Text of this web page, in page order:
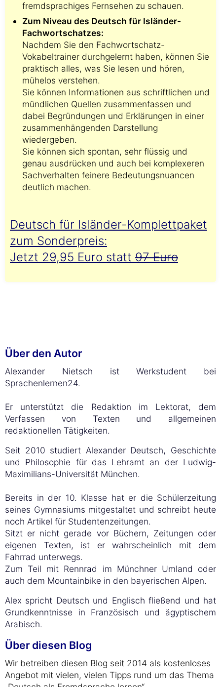
fremdsprachiges Fernsehen zu schauen.
Zum Niveau des Deutsch für Isländer-
Fachwortschatzes:
Nachdem Sie den Fachwortschatz-
Vokabeltrainer durchgelernt haben, können Sie
praktisch alles, was Sie lesen und hören,
mühelos verstehen.
Sie können Informationen aus schriftlichen und
mündlichen Quellen zusammenfassen und
dabei Begründungen und Erklärungen in einer
zusammenhängenden Darstellung
wiedergeben.
Sie können sich spontan, sehr flüssig und
genau ausdrücken und auch bei komplexeren
Sachverhalten feinere Bedeutungsnuancen
deutlich machen.
Deutsch für Isländer-Komplettpaket
zum Sonderpreis:
Jetzt 29,95 Euro statt 97 Euro
Über den Autor
Alexander Nietsch ist Werkstudent bei
Sprachenlernen24.
Er unterstützt die Redaktion im Lektorat, dem
Verfassen von Texten und allgemeinen
redaktionellen Tätigkeiten.
Seit 2010 studiert Alexander Deutsch, Geschichte
und Philosophie für das Lehramt an der Ludwig-
Maximilians-Universität München.
Bereits in der 10. Klasse hat er die Schülerzeitung
seines Gymnasiums mitgestaltet und schreibt heute
noch Artikel für Studentenzeitungen.
Sitzt er nicht gerade vor Büchern, Zeitungen oder
eigenen Texten, ist er wahrscheinlich mit dem
Fahrrad unterwegs.
Zum Teil mit Rennrad im Münchner Umland oder
auch dem Mountainbike in den bayerischen Alpen.
Alex spricht Deutsch und Englisch fließend und hat
Grundkenntnisse in Französisch und ägyptischem
Arabisch.
Über diesen Blog
Wir betreiben diesen Blog seit 2014 als kostenloses
Angebot mit vielen, vielen Tipps rund um das Thema